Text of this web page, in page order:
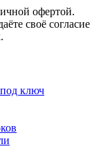
офертой.
своё
ключ